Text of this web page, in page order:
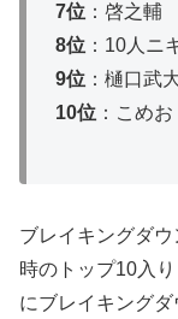
7位 ：啓之輔
8位 ：10人ニ
9位 ：樋口武
10位 ：こめお
ブレイキングダ
時のトップ10入
にブレイキング